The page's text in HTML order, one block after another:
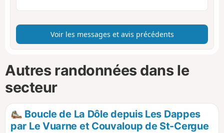
Voir les messages et avis précédents
Autres randonnées dans le
secteur
Boucle de La Dôle depuis Les Dappes
par Le Vuarne et Couvaloup de St-Cergue